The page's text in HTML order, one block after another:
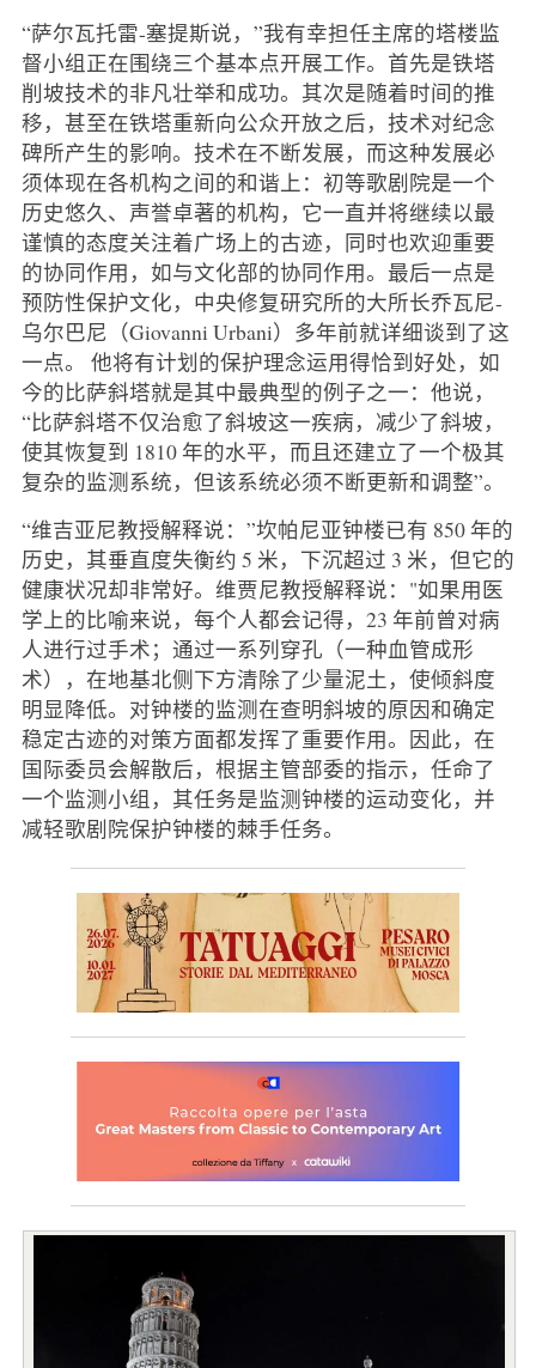
“萨尔瓦托雷-塞提斯说，”我有幸担任主席的塔楼监
督小组正在围绕三个基本点开展工作。首先是铁塔
削坡技术的非凡壮举和成功。其次是随着时间的推
移，甚至在铁塔重新向公众开放之后，技术对纪念
碑所产生的影响。技术在不断发展，而这种发展必
须体现在各机构之间的和谐上：初等歌剧院是一个
历史悠久、声誉卓著的机构，它一直并将继续以最
谨慎的态度关注着广场上的古迹，同时也欢迎重要
的协同作用，如与文化部的协同作用。最后一点是
预防性保护文化，中央修复研究所的大所长乔瓦尼-
乌尔巴尼（Giovanni Urbani）多年前就详细谈到了这
一点。 他将有计划的保护理念运用得恰到好处，如
今的比萨斜塔就是其中最典型的例子之一：他说，
“比萨斜塔不仅治愈了斜坡这一疾病，减少了斜坡，
使其恢复到 1810 年的水平，而且还建立了一个极其
复杂的监测系统，但该系统必须不断更新和调整”。
“维吉亚尼教授解释说：”坎帕尼亚钟楼已有 850 年的
历史，其垂直度失衡约 5 米，下沉超过 3 米，但它的
健康状况却非常好。维贾尼教授解释说："如果用医
学上的比喻来说，每个人都会记得，23 年前曾对病
人进行过手术；通过一系列穿孔（一种血管成形
术），在地基北侧下方清除了少量泥土，使倾斜度
明显降低。对钟楼的监测在查明斜坡的原因和确定
稳定古迹的对策方面都发挥了重要作用。因此，在
国际委员会解散后，根据主管部委的指示，任命了
一个监测小组，其任务是监测钟楼的运动变化，并
减轻歌剧院保护钟楼的棘手任务。